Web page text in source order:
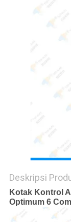
PRIVACY
Deskripsi
Kotak Kontrol
Optimum 6